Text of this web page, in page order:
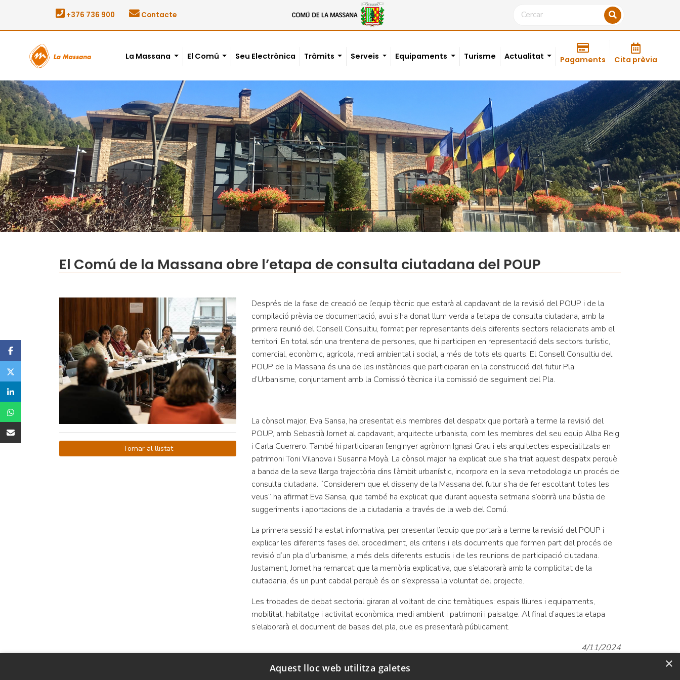
+376 736 900 Contacte
La Massana El Comú Seu Electrònica Tràmits Serveis Equipaments Turisme Actualitat Pagaments Cita prèvia
El Comú de la Massana obre l’etapa de consulta ciutadana del POUP
Tornar al llistat
Després de la fase de creació de l’equip tècnic que estarà al capdavant de la revisió del POUP i de la
compilació prèvia de documentació, avui s’ha donat llum verda a l’etapa de consulta ciutadana, amb la
primera reunió del Consell Consultiu, format per representants dels diferents sectors relacionats amb el
territori. En total són una trentena de persones, que hi participen en representació dels sectors turístic,
comercial, econòmic, agrícola, medi ambiental i social, a més de tots els quarts. El Consell Consultiu del
POUP de la Massana és una de les instàncies que participaran en la construcció del futur Pla
d’Urbanisme, conjuntament amb la Comissió tècnica i la comissió de seguiment del Pla.
La cònsol major, Eva Sansa, ha presentat els membres del despatx que portarà a terme la revisió del
POUP, amb Sebastià Jornet al capdavant, arquitecte urbanista, com les membres del seu equip Alba Reig
i Carla Guerrero. També hi participaran l’enginyer agrònom Ignasi Grau i els arquitectes especialitzats en
patrimoni Toni Vilanova i Susanna Moyà. La cònsol major ha explicat que s’ha triat aquest despatx perquè
a banda de la seva llarga trajectòria dins l’àmbit urbanístic, incorpora en la seva metodologia un procés de
consulta ciutadana. “Considerem que el disseny de la Massana del futur s’ha de fer escoltant totes les
veus” ha afirmat Eva Sansa, que també ha explicat que durant aquesta setmana s’obrirà una bústia de
suggeriments i aportacions de la ciutadania, a través de la web del Comú.
La primera sessió ha estat informativa, per presentar l’equip que portarà a terme la revisió del POUP i
explicar les diferents fases del procediment, els criteris i els documents que formen part del procés de
revisió d’un pla d’urbanisme, a més dels diferents estudis i de les reunions de participació ciutadana.
Justament, Jornet ha remarcat que la memòria explicativa, que s’elaborarà amb la complicitat de la
ciutadania, és un punt cabdal perquè és on s’expressa la voluntat del projecte.
Les trobades de debat sectorial giraran al voltant de cinc temàtiques: espais lliures i equipaments,
mobilitat, habitatge i activitat econòmica, medi ambient i patrimoni i paisatge. Al final d’aquesta etapa
s’elaborarà el document de bases del pla, que es presentarà públicament.
4/11/2024
×
Aquest lloc web utilitza galetes